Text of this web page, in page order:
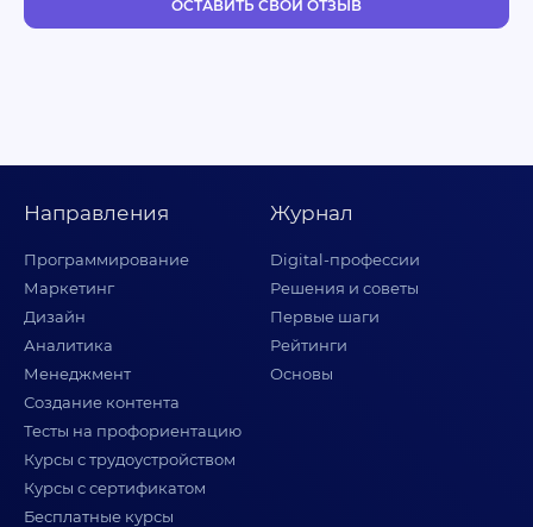
ОСТАВИТЬ СВОЙ ОТЗЫВ
Направления
Программирование
Маркетинг
Дизайн
Аналитика
Менеджмент
Создание контента
Тесты на профориентацию
Курсы с трудоустройством
Курсы с сертификатом
Бесплатные курсы
Журнал
Digital-профессии
Решения и советы
Первые шаги
Рейтинги
Основы